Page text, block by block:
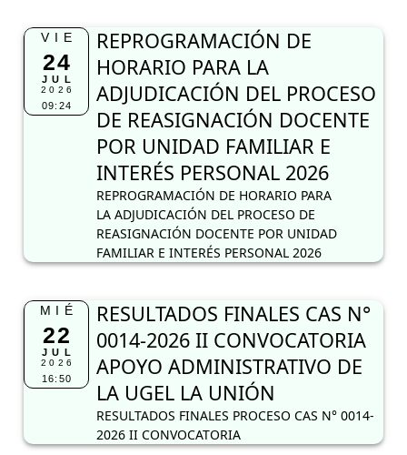
VIE
24
JUL
2026
09:24
REPROGRAMACIÓN DE
HORARIO PARA LA
ADJUDICACIÓN DEL PROCESO
DE REASIGNACIÓN DOCENTE
POR UNIDAD FAMILIAR E
INTERÉS PERSONAL 2026
REPROGRAMACIÓN DE HORARIO PARA
LA ADJUDICACIÓN DEL PROCESO DE
REASIGNACIÓN DOCENTE POR UNIDAD
FAMILIAR E INTERÉS PERSONAL 2026
MIÉ
22
JUL
2026
16:50
RESULTADOS FINALES CAS N°
0014-2026 II CONVOCATORIA
APOYO ADMINISTRATIVO DE
LA UGEL LA UNIÓN
RESULTADOS FINALES PROCESO CAS N° 0014-
2026 II CONVOCATORIA